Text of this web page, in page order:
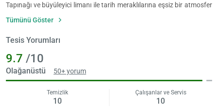
Tapınağı ve büyüleyici limanı ile tarih meraklılarına eşsiz bir atmosfer
15 odalı butik otelimizde, konuklarımıza sadece bir konaklama
misafirperverlik sunuyoruz. bölgelerinden uzak, sadece yetişkinlere
özel konfigürasyonlarımızla, tatilinizi huzur ve konfor içinde
geçirebilmenizi sağlar.
Otelimiz Akdeniz'in olağanüstü maviliğinde, tarihin tam anlamıyla
muhteşem bir tatil deneyimi sunmaktan mutluluk duyar.
Tümünü Göster
Tesis Yorumları
9.7 /10
Olağanüstü 50+ yorum
Temizlik
10
Çalışanlar ve Servis
10